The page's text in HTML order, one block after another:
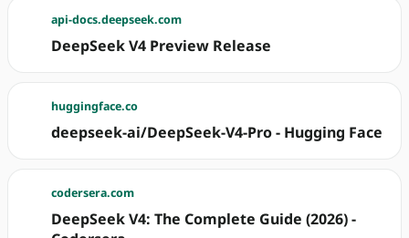
api-docs.deepseek.com
DeepSeek V4 Preview Release
huggingface.co
deepseek-ai/DeepSeek-V4-Pro - Hugging Face
codersera.com
DeepSeek V4: The Complete Guide (2026) -